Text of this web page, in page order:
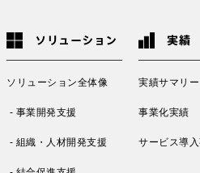
ソリューション
ソリューション全体像
- 事業開発支援
- 組織・人材開発支援
実績
実績サマリー
事業化実績
サービス導入